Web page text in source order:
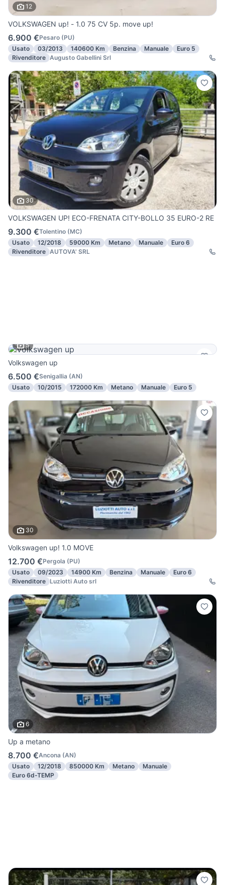
12
VOLKSWAGEN up! - 1.0 75 CV 5p. move up!
6.900 €Pesaro (PU)
Usato
03/2013 140600 Km Benzina Manuale
Euro 5
Rivenditore Augusto Gabellini Srl
30
VOLKSWAGEN UP! ECO-FRENATA CITY-BOLLO 35 EURO-2 RE
9.300 €Tolentino (MC)
Usato
12/2018 59000 Km Metano Manuale
Euro 6
Rivenditore AUTOVA' SRL
5
Volkswagen up
6.500 €Senigallia (AN)
Usato
10/2015 172000 Km Metano Manuale Euro 5
30
Volkswagen up! 1.0 MOVE
12.700 €Pergola (PU)
Usato
09/2023 14900 Km Benzina Manuale
Euro 6
Rivenditore Luziotti Auto srl
6
Up a metano
8.700 €Ancona (AN)
Usato
12/2018 850000 Km Metano
Manuale
Euro 6d-TEMP